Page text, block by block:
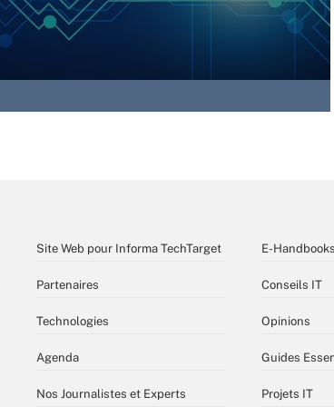
Site Web pour Informa TechTarget
Partenaires
Technologies
Agenda
Nos Journalistes et Experts
E-Handbooks
Conseils IT
Opinions
Guides
Projets IT